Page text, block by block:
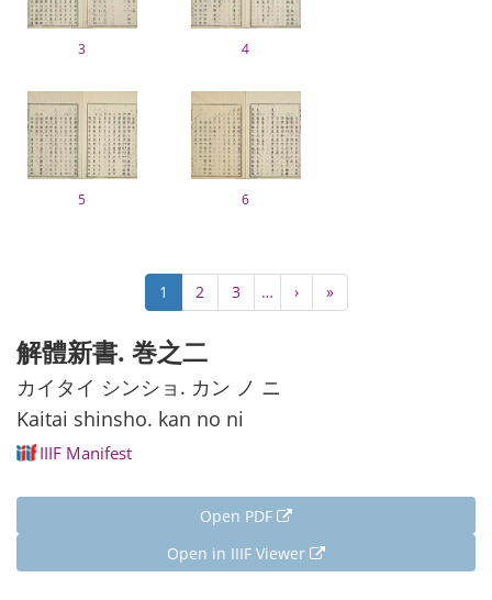
3 4
5 6
Current
page
1 Page
2 Page
3 …
Next
page
›
Last
page
»
解體新書. 巻之二
カイタイ シンショ. カン ノ ニ
Kaitai shinsho. kan no ni
IIIF Manifest
Open PDF
Open in IIIF Viewer